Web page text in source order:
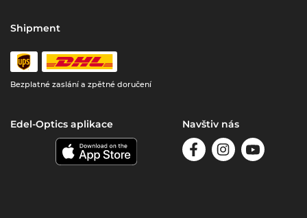
Shipment
Bezplatné zaslání a zpětné doručení
Edel-Optics aplikace Navštiv nás